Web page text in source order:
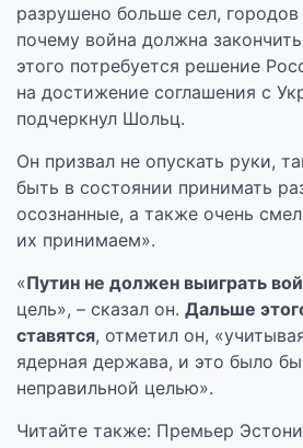
разрушено больше сел, городов
почему война должна
этого потребуется решение
на достижение соглашения с
подчеркнул Шольц.
Он призвал не опускать руки,
быть в состоянии принимать
осознанные, а также очень
их принимаем».
«Путин не должен выиграть
цель», – сказал он. Дальше
ставятся, отметил он,
ядерная держава, и это было
неправильной целью».
Читайте также: Премьер